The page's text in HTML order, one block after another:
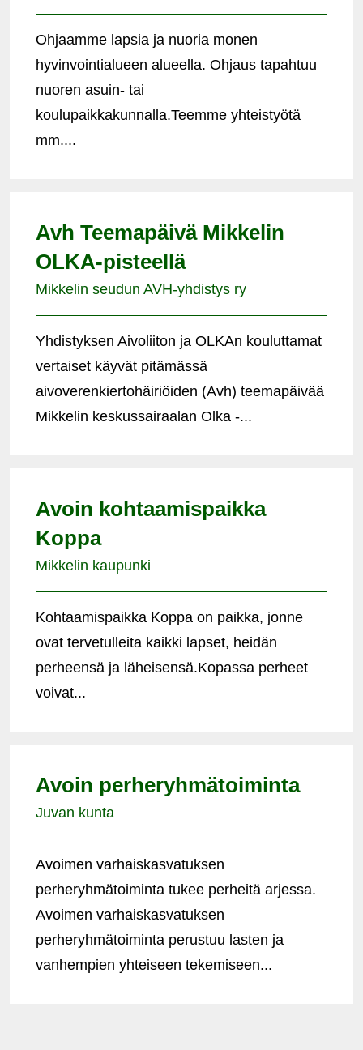
Ohjaamme lapsia ja nuoria monen
hyvinvointialueen alueella. Ohjaus tapahtuu
nuoren asuin- tai
koulupaikkakunnalla.Teemme yhteistyötä
mm....
Avh Teemapäivä Mikkelin
OLKA-pisteellä
Mikkelin seudun AVH-yhdistys ry
Yhdistyksen Aivoliiton ja OLKAn kouluttamat
vertaiset käyvät pitämässä
aivoverenkiertohäiriöiden (Avh) teemapäivää
Mikkelin keskussairaalan Olka -...
Avoin kohtaamispaikka
Koppa
Mikkelin kaupunki
Kohtaamispaikka Koppa on paikka, jonne
ovat tervetulleita kaikki lapset, heidän
perheensä ja läheisensä.Kopassa perheet
voivat...
Avoin perheryhmätoiminta
Juvan kunta
Avoimen varhaiskasvatuksen
perheryhmätoiminta tukee perheitä arjessa.
Avoimen varhaiskasvatuksen
perheryhmätoiminta perustuu lasten ja
vanhempien yhteiseen tekemiseen...